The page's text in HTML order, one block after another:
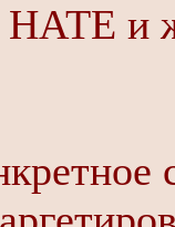
и